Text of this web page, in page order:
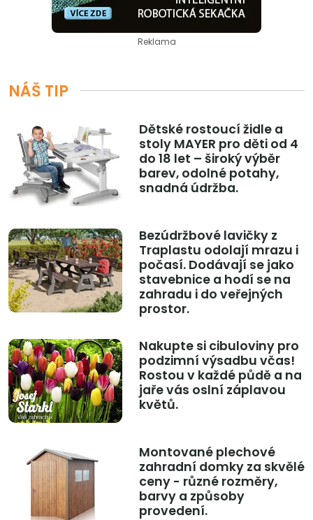
Reklama
NÁŠ TIP
Dětské rostoucí židle a
stoly MAYER pro děti od 4
do 18 let – široký výběr
barev, odolné potahy,
snadná údržba.
Bezúdržbové lavičky z
Traplastu odolají mrazu i
počasí. Dodávají se jako
stavebnice a hodí se na
zahradu i do veřejných
prostor.
Nakupte si cibuloviny pro
podzimní výsadbu včas!
Rostou v každé půdě a na
jaře vás oslní záplavou
květů.
Montované plechové
zahradní domky za skvělé
ceny - různé rozměry,
barvy a způsoby
provedení.